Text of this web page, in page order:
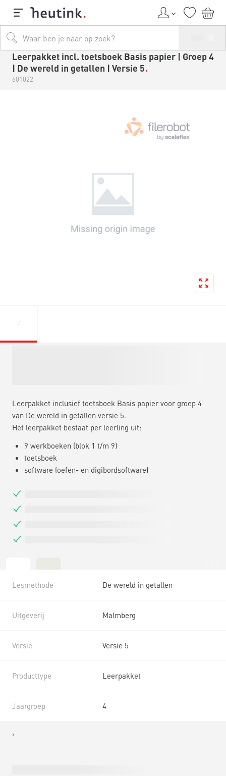
Leerpakket incl. toetsboek Basis papier | Groep 4
| De wereld in getallen | Versie 5
601022
Leerpakket inclusief toetsboek Basis papier voor groep 4
van De wereld in getallen versie 5.
Het leerpakket bestaat per leerling uit:
9 werkboeken (blok 1 t/m 9)
toetsboek
software (oefen- en digibordsoftware)
Lesmethode De wereld in getallen
Uitgeverij Malmberg
Versie Versie 5
Producttype Leerpakket
Jaargroep 4